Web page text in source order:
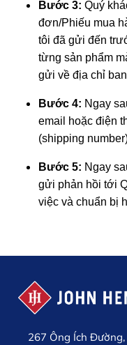
Bước 3: Quý
đơn/Phiếu mua
tôi đã gửi đến
từng sản phẩm
gửi về địa chỉ
Bước 4: Ngay
email hoặc điện
(shipping
Bước 5: Ngay
gửi phản hồi tới
việc và chuẩn bị
267 Ông Ích